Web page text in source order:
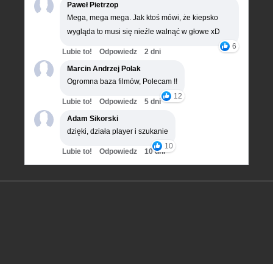
Paweł Pietrzop
Mega, mega mega. Jak ktoś mówi, że kiepsko
wygląda to musi się nieźle walnąć w głowe xD
6
Lubie to! Odpowiedz
2 dni
Marcin Andrzej Polak
Ogromna baza filmów, Polecam !!
12
Lubie to! Odpowiedz
5 dni
Adam Sikorski
dzięki, działa player i szukanie
10
Lubie to! Odpowiedz 10 dni